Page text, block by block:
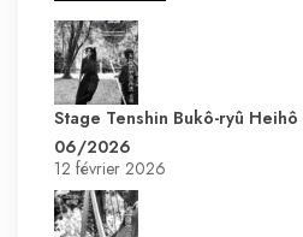
Stage Tenshin Bukô-ryû Heihô
06/2026
12 février 2026